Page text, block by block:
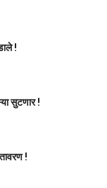
!
सुटणार !
!